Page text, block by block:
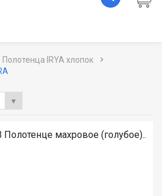
Полотенца IRYA хлопок
▼
Полотенце махровое (голубое)..